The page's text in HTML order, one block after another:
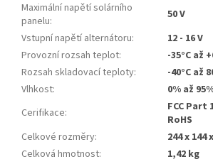
Maximální napětí solárního
panelu:
50 V
Vstupní napětí alternátoru:
12 - 16 V
Provozní rozsah teplot:
-35°C až
Rozsah skladovací teploty:
-40°C až
Vlhkost:
0% až
Cerifikace:
FCC Part
RoHS
Celkové rozměry:
244 x 144
Celková hmotnost: 1,42 kg